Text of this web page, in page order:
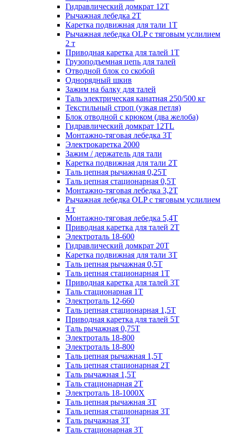
Гидравлический домкрат 12Т
Рычажная лебедка 2Т
Каретка подвижная для тали 1Т
Рычажная лебедка OLP с тяговым услилием
2 т
Приводная каретка для талей 1Т
Грузоподъемная цепь для талей
Отводной блок со скобой
Однорядный шкив
Зажим на балку для талей
Таль электрическая канатная 250/500 кг
Текстильный строп (узкая петля)
Блок отводной с крюком (два желоба)
Гидравлический домкрат 12TL
Монтажно-тяговая лебедка 3Т
Электрокаретка 2000
Зажим / держатель для тали
Каретка подвижная для тали 2Т
Таль цепная рычажная 0,25Т
Таль цепная стационарная 0,5Т
Монтажно-тяговая лебедка 3,2Т
Рычажная лебедка OLP с тяговым услилием
4 т
Монтажно-тяговая лебедка 5,4Т
Приводная каретка для талей 2Т
Электроталь 18-600
Гидравлический домкрат 20T
Каретка подвижная для тали 3Т
Таль цепная рычажная 0,5Т
Таль цепная стационарная 1Т
Приводная каретка для талей 3Т
Таль стационарная 1Т
Электроталь 12-660
Таль цепная стационарная 1,5Т
Приводная каретка для талей 5Т
Таль рычажная 0,75Т
Электроталь 18-800
Электроталь 18-800
Таль цепная рычажная 1,5Т
Таль цепная стационарная 2Т
Таль рычажная 1,5Т
Таль стационарная 2Т
Электроталь 18-1000X
Таль цепная рычажная 3Т
Таль цепная стационарная 3Т
Таль рычажная 3Т
Таль стационарная 3Т